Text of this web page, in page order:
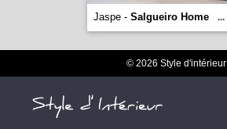
Jaspe - Salgueiro Home ...
© 2026 Style d'intérieur